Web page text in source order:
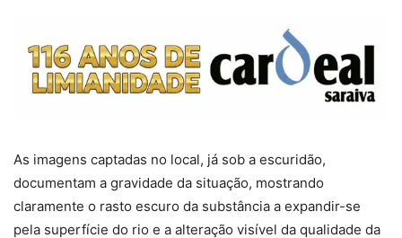
As imagens captadas no local, já sob a escuridão,
documentam a gravidade da situação, mostrando
claramente o rasto escuro da substância a expandir-se
pela superfície do rio e a alteração visível da qualidade da